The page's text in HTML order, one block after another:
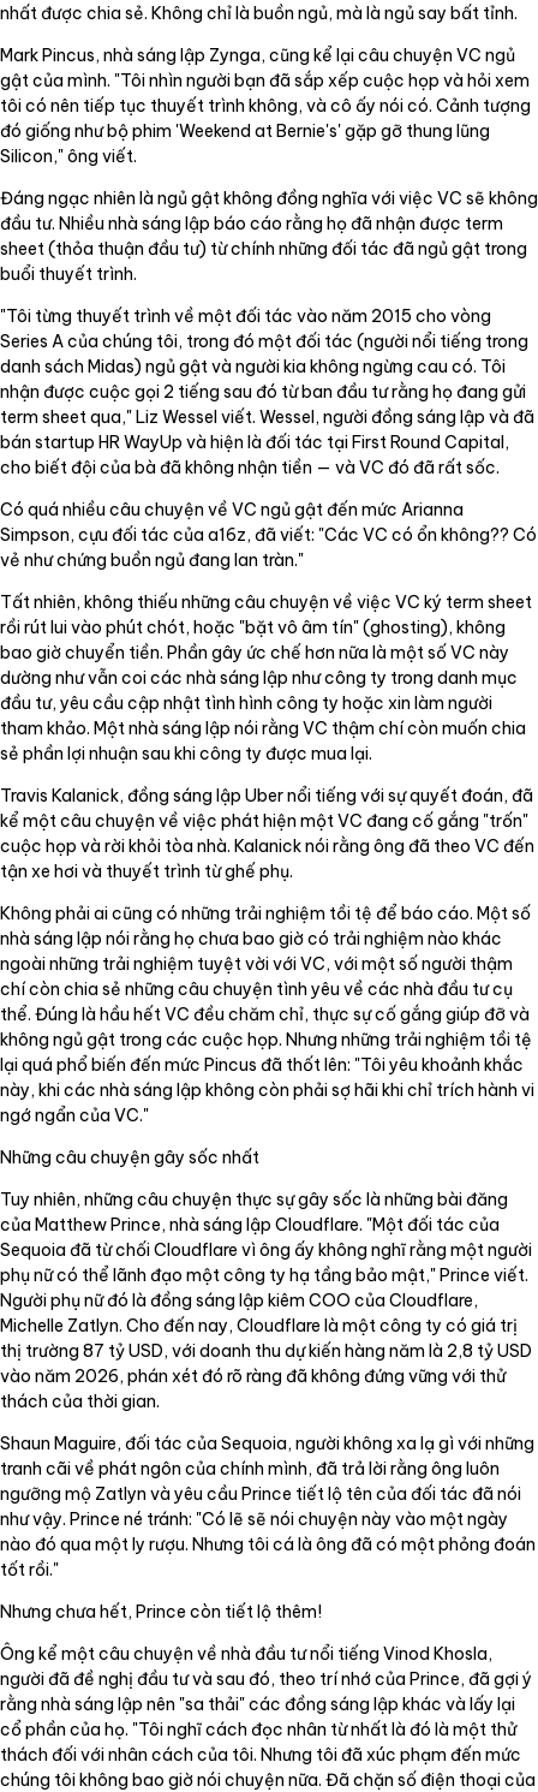
nhất được chia sẻ. Không chỉ là buồn ngủ, mà là ngủ say bất tỉnh.
Mark Pincus, nhà sáng lập Zynga, cũng kể lại câu chuyện VC ngủ
gật của mình. "Tôi nhìn người bạn đã sắp xếp cuộc họp và hỏi xem
tôi có nên tiếp tục thuyết trình không, và cô ấy nói có. Cảnh tượng
đó giống như bộ phim 'Weekend at Bernie's' gặp gỡ thung lũng
Silicon," ông viết.
Đáng ngạc nhiên là ngủ gật không đồng nghĩa với việc VC sẽ không
đầu tư. Nhiều nhà sáng lập báo cáo rằng họ đã nhận được term
sheet (thỏa thuận đầu tư) từ chính những đối tác đã ngủ gật trong
buổi thuyết trình.
"Tôi từng thuyết trình về một đối tác vào năm 2015 cho vòng
Series A của chúng tôi, trong đó một đối tác (người nổi tiếng trong
danh sách Midas) ngủ gật và người kia không ngừng cau có. Tôi
nhận được cuộc gọi 2 tiếng sau đó từ ban đầu tư rằng họ đang gửi
term sheet qua," Liz Wessel viết. Wessel, người đồng sáng lập và đã
bán startup HR WayUp và hiện là đối tác tại First Round Capital,
cho biết đội của bà đã không nhận tiền — và VC đó đã rất sốc.
Có quá nhiều câu chuyện về VC ngủ gật đến mức Arianna
Simpson, cựu đối tác của a16z, đã viết: "Các VC có ổn không?? Có
vẻ như chứng buồn ngủ đang lan tràn."
Tất nhiên, không thiếu những câu chuyện về việc VC ký term sheet
rồi rút lui vào phút chót, hoặc "bặt vô âm tín" (ghosting), không
bao giờ chuyển tiền. Phần gây ức chế hơn nữa là một số VC này
dường như vẫn coi các nhà sáng lập như công ty trong danh mục
đầu tư, yêu cầu cập nhật tình hình công ty hoặc xin làm người
tham khảo. Một nhà sáng lập nói rằng VC thậm chí còn muốn chia
sẻ phần lợi nhuận sau khi công ty được mua lại.
Travis Kalanick, đồng sáng lập Uber nổi tiếng với sự quyết đoán, đã
kể một câu chuyện về việc phát hiện một VC đang cố gắng "trốn"
cuộc họp và rời khỏi tòa nhà. Kalanick nói rằng ông đã theo VC đến
tận xe hơi và thuyết trình từ ghế phụ.
Không phải ai cũng có những trải nghiệm tồi tệ để báo cáo. Một số
nhà sáng lập nói rằng họ chưa bao giờ có trải nghiệm nào khác
ngoài những trải nghiệm tuyệt vời với VC, với một số người thậm
chí còn chia sẻ những câu chuyện tình yêu về các nhà đầu tư cụ
thể. Đúng là hầu hết VC đều chăm chỉ, thực sự cố gắng giúp đỡ và
không ngủ gật trong các cuộc họp. Nhưng những trải nghiệm tồi tệ
lại quá phổ biến đến mức Pincus đã thốt lên: "Tôi yêu khoảnh khắc
này, khi các nhà sáng lập không còn phải sợ hãi khi chỉ trích hành vi
ngớ ngẩn của VC."
Những câu chuyện gây sốc nhất
Tuy nhiên, những câu chuyện thực sự gây sốc là những bài đăng
của Matthew Prince, nhà sáng lập Cloudflare. "Một đối tác của
Sequoia đã từ chối Cloudflare vì ông ấy không nghĩ rằng một người
phụ nữ có thể lãnh đạo một công ty hạ tầng bảo mật," Prince viết.
Người phụ nữ đó là đồng sáng lập kiêm COO của Cloudflare,
Michelle Zatlyn. Cho đến nay, Cloudflare là một công ty có giá trị
thị trường 87 tỷ USD, với doanh thu dự kiến hàng năm là 2,8 tỷ USD
vào năm 2026, phán xét đó rõ ràng đã không đứng vững với thử
thách của thời gian.
Shaun Maguire, đối tác của Sequoia, người không xa lạ gì với những
tranh cãi về phát ngôn của chính mình, đã trả lời rằng ông luôn
ngưỡng mộ Zatlyn và yêu cầu Prince tiết lộ tên của đối tác đã nói
như vậy. Prince né tránh: "Có lẽ sẽ nói chuyện này vào một ngày
nào đó qua một ly rượu. Nhưng tôi cá là ông đã có một phỏng đoán
tốt rồi."
Nhưng chưa hết, Prince còn tiết lộ thêm!
Ông kể một câu chuyện về nhà đầu tư nổi tiếng Vinod Khosla,
người đã đề nghị đầu tư và sau đó, theo trí nhớ của Prince, đã gợi ý
rằng nhà sáng lập nên "sa thải" các đồng sáng lập khác và lấy lại
cổ phần của họ. "Tôi nghĩ cách đọc nhân từ nhất là đó là một thử
thách đối với nhân cách của tôi. Nhưng tôi đã xúc phạm đến mức
chúng tôi không bao giờ nói chuyện nữa. Đã chặn số điện thoại của